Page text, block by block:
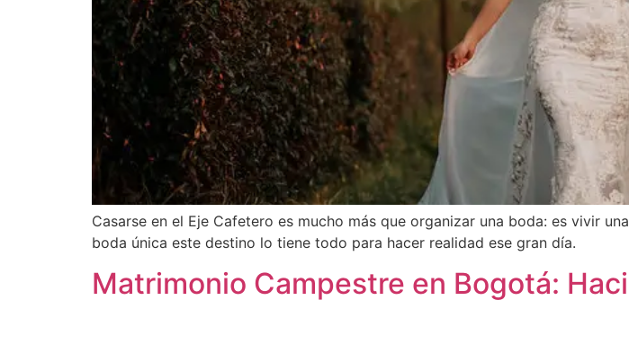
Casarse en el Eje Cafetero es mucho más que organizar una boda: es vivir
boda única este destino lo tiene todo para hacer realidad ese gran día.
Matrimonio Campestre en Bogotá: